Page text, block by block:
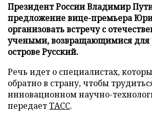
Президент России Владимир
предложение вице-премьера
организовать встречу с
учеными, возвращающимися для
острове Русский.
Речь идет о специалистах,
обратно в страну, чтобы
инновационном научно-
передаетТАСС.